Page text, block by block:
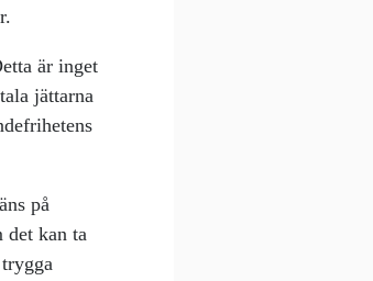
är inget
jättarna
på
det kan ta